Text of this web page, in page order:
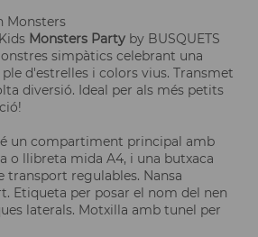
Monsters
Monsters Party by BUSQUETS
simpàtics celebrant una
d'estrelles i colors vius. Transmet
diversió. Ideal per als més petits
un compartiment principal amb
o llibreta mida A4, i una butxaca
transport regulables. Nansa
Etiqueta per posar el nom del nen
laterals. Motxilla amb tunel per